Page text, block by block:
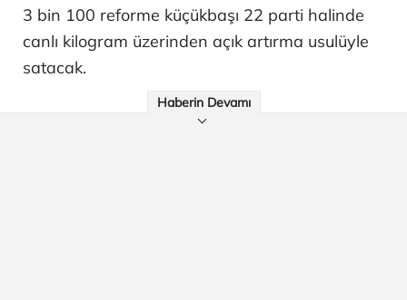
3 bin 100 reforme küçükbaşı 22 parti halinde
canlı kilogram üzerinden açık artırma usulüyle
satacak.
Haberin Devamı